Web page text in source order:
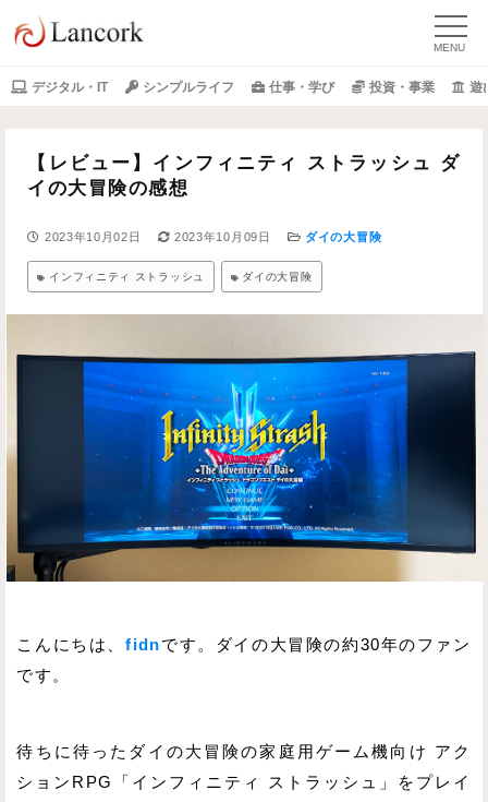
デジタル・IT シンプルライフ 仕事・学び 投資・事業 遊
【レビュー】インフィニティ ストラッシュ ダ
イの大冒険の感想
2023年10月02日 2023年10月09日 ダイの大冒険
インフィニティ ストラッシュ ダイの大冒険
こんにちは、fidnです。ダイの大冒険の約30年のファン
です。
待ちに待ったダイの大冒険の家庭用ゲーム機向け アク
ションRPG「インフィニティ ストラッシュ」をプレイ